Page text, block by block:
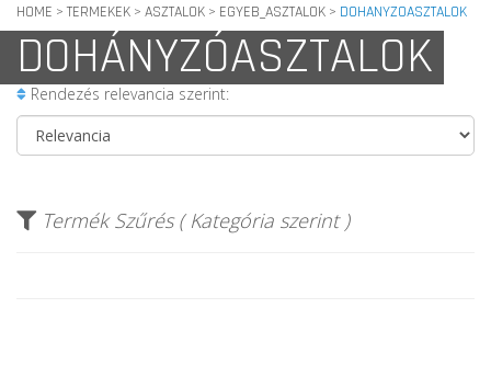
HOME > TERMEKEK > ASZTALOK > EGYEB_ASZTALOK > DOHANYZOASZTALOK
DOHÁNYZÓASZTALOK
Rendezés relevancia szerint:
Termék Szűrés ( Kategória szerint )